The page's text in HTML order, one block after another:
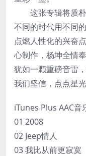
这张专辑将质朴
不同的时代用不同
点燃人性化的兴奋
心制作，杨坤全情
犹如一颗重磅音雷
我们坚信，点点星
iTunes Plus AAC音
01 2008
02 Jeep情人
03 我比从前更寂寞